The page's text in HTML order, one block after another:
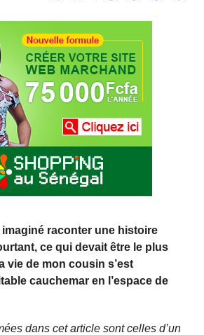
imaginé raconter une histoire
ce qui devait être le plus
vie de mon cousin s’est
cauchemar en l’espace de
dans cet article sont celles d’un